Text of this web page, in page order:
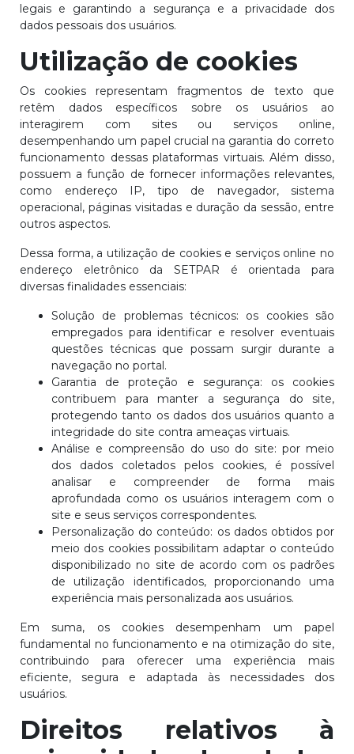
legais e garantindo a segurança e a privacidade dos
dados pessoais dos usuários.
Utilização de cookies
Os cookies representam fragmentos de texto que
retêm dados específicos sobre os usuários ao
interagirem com sites ou serviços online,
desempenhando um papel crucial na garantia do correto
funcionamento dessas plataformas virtuais. Além disso,
possuem a função de fornecer informações relevantes,
como endereço IP, tipo de navegador, sistema
operacional, páginas visitadas e duração da sessão, entre
outros aspectos.
Dessa forma, a utilização de cookies e serviços online no
endereço eletrônico da SETPAR é orientada para
diversas finalidades essenciais:
Solução de problemas técnicos: os cookies são
empregados para identificar e resolver eventuais
questões técnicas que possam surgir durante a
navegação no portal.
Garantia de proteção e segurança: os cookies
contribuem para manter a segurança do site,
protegendo tanto os dados dos usuários quanto a
integridade do site contra ameaças virtuais.
Análise e compreensão do uso do site: por meio
dos dados coletados pelos cookies, é possível
analisar e compreender de forma mais
aprofundada como os usuários interagem com o
site e seus serviços correspondentes.
Personalização do conteúdo: os dados obtidos por
meio dos cookies possibilitam adaptar o conteúdo
disponibilizado no site de acordo com os padrões
de utilização identificados, proporcionando uma
experiência mais personalizada aos usuários.
Em suma, os cookies desempenham um papel
fundamental no funcionamento e na otimização do site,
contribuindo para oferecer uma experiência mais
eficiente, segura e adaptada às necessidades dos
usuários.
Direitos relativos à